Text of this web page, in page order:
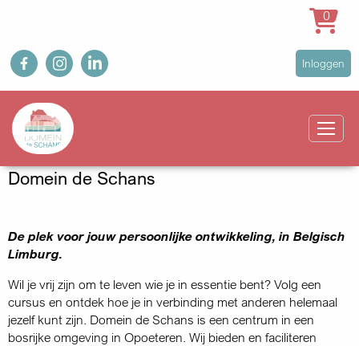
Overslaan
en
naar
inhoud
gaan
fb ig in
User
account
Inloggen
Main
navigation
0
Domein de Schans
De plek voor jouw persoonlijke ontwikkeling, in Belgisch
Limburg.
Wil je vrij zijn om te leven wie je in essentie bent? Volg een
cursus en ontdek hoe je in verbinding met anderen helemaal
jezelf kunt zijn. Domein de Schans is een centrum in een
bosrijke omgeving in Opoeteren. Wij bieden en faciliteren